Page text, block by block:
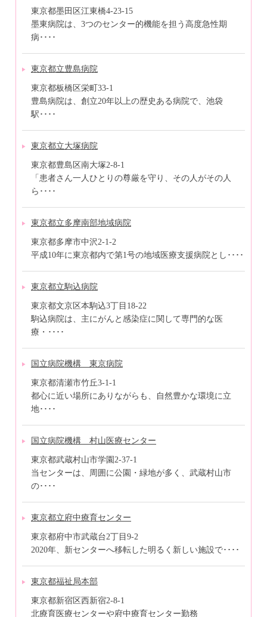
東京都墨田区江東橋4-23-15
墨東病院は、3つのセンター的機能を担う高度急性期
病････
東京都立豊島病院
東京都板橋区栄町33-1
豊島病院は、創立20年以上の歴史ある病院で、池袋
駅････
東京都立大塚病院
東京都豊島区南大塚2-8-1
「患者さん一人ひとりの尊厳を守り、その人がその人
ら････
東京都立多摩南部地域病院
東京都多摩市中沢2-1-2
平成10年に東京都内で第1号の地域医療支援病院とし････
東京都立駒込病院
東京都文京区本駒込3丁目18-22
駒込病院は、主にがんと感染症に関して専門的な医
療・････
国立病院機構 東京病院
東京都清瀬市竹丘3-1-1
都心に近い場所にありながらも、自然豊かな環境に立
地････
国立病院機構 村山医療センター
東京都武蔵村山市学園2-37-1
当センターは、周囲に公園・緑地が多く、武蔵村山市
の････
東京都立府中療育センター
東京都府中市武蔵台2丁目9-2
2020年、新センターへ移転した明るく新しい施設で････
東京都福祉局本部
東京都新宿区西新宿2-8-1
北療育医療センターや府中療育センター勤務